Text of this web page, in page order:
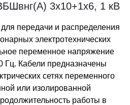
3х10+1х6, 1 кВ
передачи и распределения
электротехнических
переменное напряжение
Гц. Кабели предназначены
сетях переменного
или изолированной
работы в